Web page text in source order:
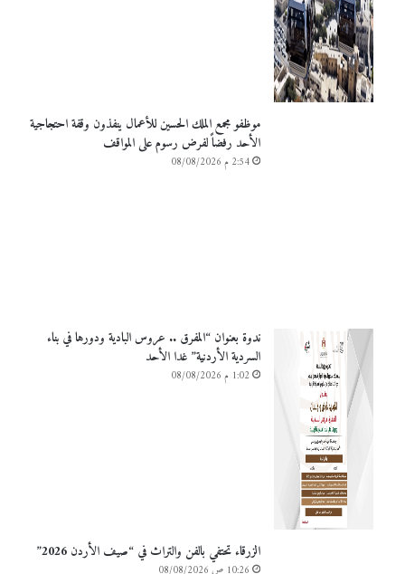
موظفو مجمع الملك الحسين للأعمال ينفذون وقفة احتجاجية
الأحد رفضاً لفرض رسوم على المواقف
2:54 م 08/08/2026
ندوة بعنوان “المفرق .. عروس البادية ودورها في بناء
السردية الأردنية” غدا الأحد
1:02 م 08/08/2026
الزرقاء تحتفي بالفن والتراث في “صيف الأردن 2026”
10:26 ص 08/08/2026